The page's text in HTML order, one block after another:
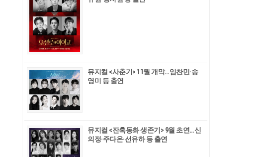
뮤지컬 <사춘기> 11월 개막…임찬민·송
영미 등 출연
뮤지컬 <잔혹동화 생존기> 9월 초연…신
의정·주다온·선유하 등 출연